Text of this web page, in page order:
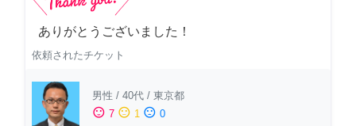
ありがとうございました！
依頼されたチケット
男性 / 40代 / 東京都
sentiment_satisfied 7 sentiment_neutral 1 sentiment_dissatisfied 0